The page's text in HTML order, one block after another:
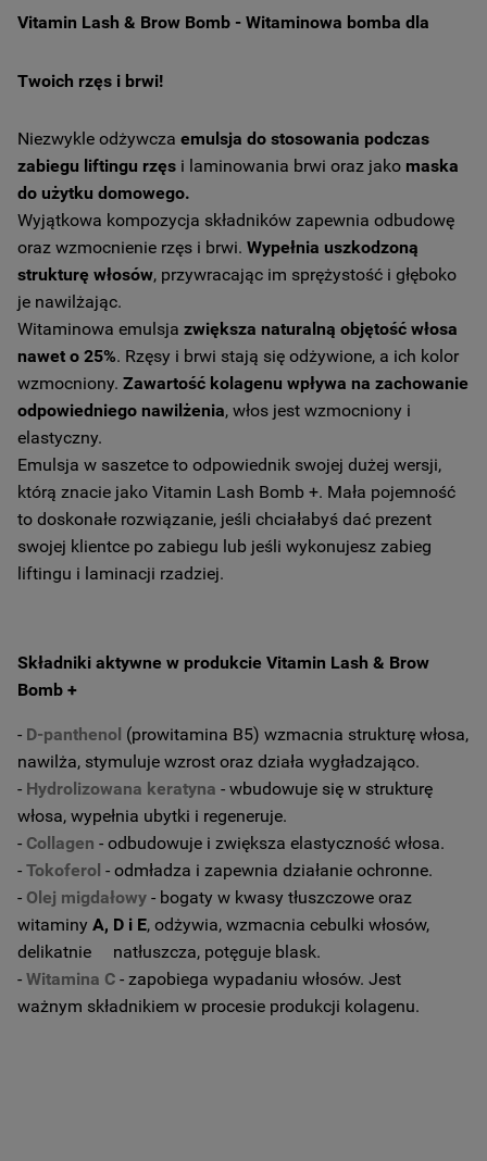
Vitamin Lash & Brow Bomb - Witaminowa bomba dla
Twoich rzęs i brwi!
Niezwykle odżywcza emulsja do stosowania podczas
zabiegu liftingu rzęs i laminowania brwi oraz jako maska
do użytku domowego.
Wyjątkowa kompozycja składników zapewnia odbudowę
oraz wzmocnienie rzęs i brwi. Wypełnia uszkodzoną
strukturę włosów, przywracając im sprężystość i głęboko
je nawilżając.
Witaminowa emulsja zwiększa naturalną objętość włosa
nawet o 25%. Rzęsy i brwi stają się odżywione, a ich kolor
wzmocniony. Zawartość kolagenu wpływa na zachowanie
odpowiedniego nawilżenia, włos jest wzmocniony i
elastyczny.
Emulsja w saszetce to odpowiednik swojej dużej wersji,
którą znacie jako Vitamin Lash Bomb +. Mała pojemność
to doskonałe rozwiązanie, jeśli chciałabyś dać prezent
swojej klientce po zabiegu lub jeśli wykonujesz zabieg
liftingu i laminacji rzadziej.
Składniki aktywne w produkcie Vitamin Lash & Brow
Bomb +
- D-panthenol (prowitamina B5) wzmacnia strukturę włosa,
nawilża, stymuluje wzrost oraz działa wygładzająco.
- Hydrolizowana keratyna - wbudowuje się w strukturę
włosa, wypełnia ubytki i regeneruje.
- Collagen - odbudowuje i zwiększa elastyczność włosa.
- Tokoferol - odmładza i zapewnia działanie ochronne.
- Olej migdałowy - bogaty w kwasy tłuszczowe oraz
witaminy A, D i E, odżywia, wzmacnia cebulki włosów,
delikatnie natłuszcza, potęguje blask.
- Witamina C - zapobiega wypadaniu włosów. Jest
ważnym składnikiem w procesie produkcji kolagenu.